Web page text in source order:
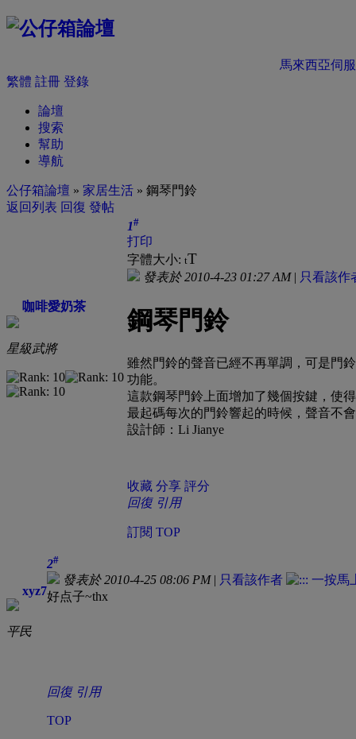
馬來西亞伺
繁體 註冊 登錄
論壇
搜索
幫助
導航
公仔箱論壇 » 家居生活 » 鋼琴門鈴
返回列表 回復 發帖
咖啡愛奶茶
星級武將
1#
打印
字體大小: tT
發表於 2010-4-23 01:27 AM| 只看該作
鋼琴門鈴
雖然門鈴的聲音已經不再單調，可是門
功能。
這款鋼琴門鈴上面增加了幾個按鍵，使
最起碼每次的門鈴響起的時候，聲音不
設計師：Li Jianye
收藏 分享 評分
回復 引用
訂閱 TOP
xyz7
平民
2#
發表於 2010-4-25 08:06 PM| 只看該作者
好点子~thx
回復 引用
TOP